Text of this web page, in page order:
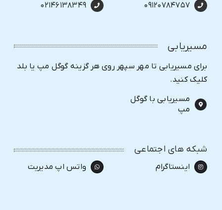
۰۹۱۲۰۷۸۴۷۵۷
۰۲۱۴۶۱۳۸۳۴۹
مسیریابی
برای مسیریابی تا مهر سپهر روی هر گزینه گوگل مپ یا بلد
کلیک کنید.
مسیریابی با گوگل
مپ
شبکه های اجتماعی
اینستاگرام واتس اپ مدیریت